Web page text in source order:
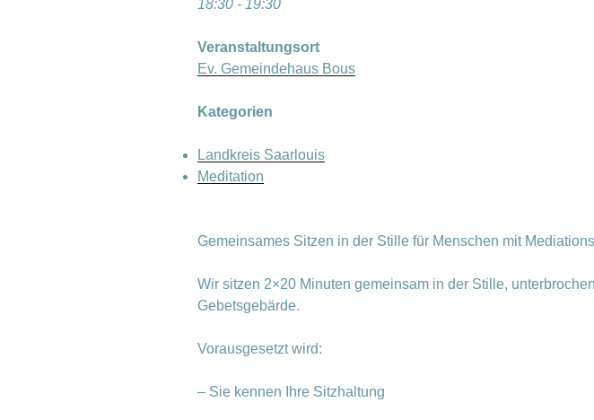
18:30 - 19:30
Veranstaltungsort
Ev. Gemeindehaus Bous
Kategorien
Landkreis Saarlouis
Meditation
Gemeinsames Sitzen in der Stille für Menschen mit
Wir sitzen 2×20 Minuten gemeinsam in der Stille,
Gebetsgebärde.
Vorausgesetzt wird:
– Sie kennen Ihre Sitzhaltung